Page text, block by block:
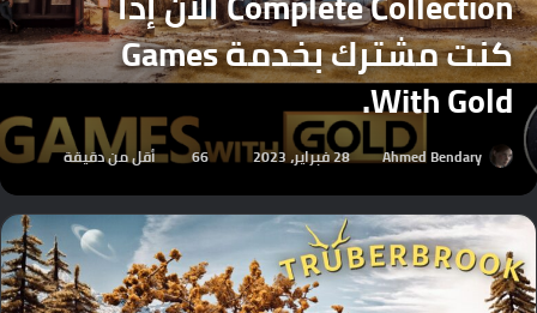
كنت مشترك بخدمة Games
With Gold.
Ahmed Bendary 28 فبراير، 2023 66 أقل من دقيقة